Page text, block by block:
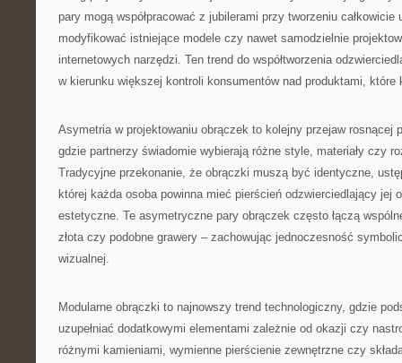
pary mogą współpracować z jubilerami przy tworzeniu całkowicie
modyfikować istniejące modele czy nawet samodzielnie
internetowych narzędzi. Ten trend do współtworzenia
w kierunku większej kontroli konsumentów nad produktami, które
Asymetria w projektowaniu obrączek to kolejny przejaw rosnącej
gdzie partnerzy świadomie wybierają różne style, materiały czy
Tradycyjne przekonanie, że obrączki muszą być identyczne,
której każda osoba powinna mieć pierścień odzwierciedlający jej
estetyczne. Te asymetryczne pary obrączek często łączą
złota czy podobne grawery – zachowując jednoczesność
wizualnej.
Modularne obrączki to najnowszy trend technologiczny, gdzie
uzupełniać dodatkowymi elementami zależnie od okazji czy
różnymi kamieniami, wymienne pierścienie zewnętrzne czy